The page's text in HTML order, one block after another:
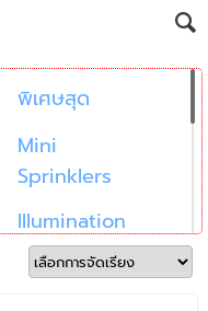
พิเศษสุด
Mini
Sprinklers
Illumination
and Power